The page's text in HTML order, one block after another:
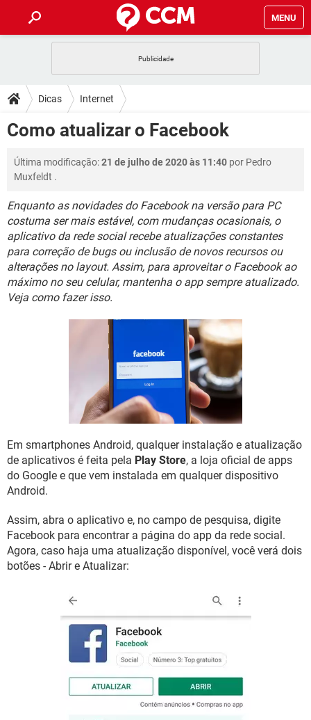
MENU
CELULAR
OUTLOOK EXCEL
GUIA DE COMPRAS
DICAS
JOGOS
CELULAR FACEBOOK
OUTLOOK EXCEL
GUIA DE COMPRAS
DOWNLOADS
CELULAR
INSTAGRAM GMAIL
GUIA DE COMPRAS
FÓRUM
CELULAR FACEBOOK
OUTLOOK EXCEL
INSTAGRAM GMAIL
GUIA DE COMPRAS
JOGOS WHATSAPP
CELULAR FACEBOOK
OUTLOOK EXCEL
INSTAGRAM
Dicas Internet
Como atualizar o Facebook
Última modificação:21 de julho de 2020 às 11:40 por Pedro
Muxfeldt .
Enquanto as novidades do Facebook na versão para PC
costuma ser mais estável, com mudanças ocasionais, o
aplicativo da rede social recebe atualizações constantes
para correção de bugs ou inclusão de novos recursos ou
alterações no layout. Assim, para aproveitar o Facebook ao
máximo no seu celular, mantenha o app sempre atualizado.
Veja como fazer isso.
Em smartphones Android, qualquer instalação e atualização
de aplicativos é feita pela Play Store, a loja oficial de apps
do Google e que vem instalada em qualquer dispositivo
Android.
Assim, abra o aplicativo e, no campo de pesquisa, digite
Facebook para encontrar a página do app da rede social.
Agora, caso haja uma atualização disponível, você verá dois
botões - Abrir e Atualizar: